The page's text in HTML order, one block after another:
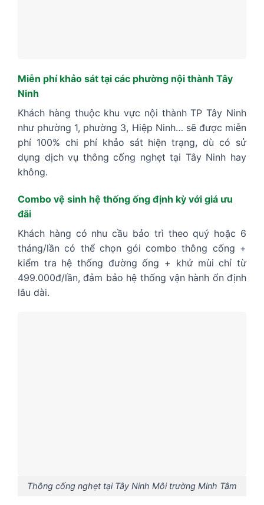
Miễn phí khảo sát tại các phường nội thành Tây
Ninh
Khách hàng thuộc khu vực nội thành TP Tây Ninh
như phường 1, phường 3, Hiệp Ninh… sẽ được miễn
phí 100% chi phí khảo sát hiện trạng, dù có sử
dụng dịch vụ thông cống nghẹt tại Tây Ninh hay
không.
Combo vệ sinh hệ thống ống định kỳ với giá ưu
đãi
Khách hàng có nhu cầu bảo trì theo quý hoặc 6
tháng/lần có thể chọn gói combo thông cống +
kiểm tra hệ thống đường ống + khử mùi chỉ từ
499.000đ/lần, đảm bảo hệ thống vận hành ổn định
lâu dài.
Thông cống nghẹt tại Tây Ninh Môi trường Minh Tâm